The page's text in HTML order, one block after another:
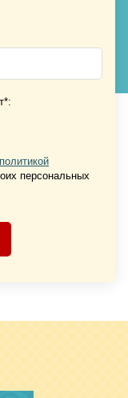
Хочу такую
Хочу такую
политикой
персональных